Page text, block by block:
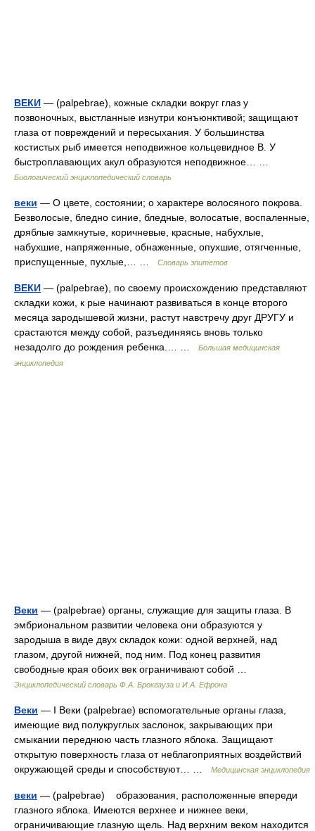
ВЕКИ — (palpebrae), кожные складки вокруг глаз у
позвоночных, выстланные изнутри конъюнктивой; защищают
глаза от повреждений и пересыхания. У большинства
костистых рыб имеется неподвижное кольцевидное В. У
быстроплавающих акул образуются неподвижное… …
Биологический энциклопедический словарь
веки — О цвете, состоянии; о характере волосяного покрова.
Безволосые, бледно синие, бледные, волосатые, воспаленные,
дряблые замкнутые, коричневые, красные, набухлые,
набухшие, напряженные, обнаженные, опухшие, отягченные,
приспущенные, пухлые,… …
Словарь эпитетов
ВЕКИ — (palpebrae), по своему происхождению представляют
складки кожи, к рые начинают развиваться в конце второго
месяца зародышевой жизни, растут навстречу друг ДРУГУ и
срастаются между собой, разъединяясь вновь только
незадолго до рождения ребенка.… …
Большая медицинская
энциклопедия
Веки — (palpebrae) органы, служащие для защиты глаза. В
эмбриональном развитии человека они образуются у
зародыша в виде двух складок кожи: одной верхней, над
глазом, другой нижней, под ним. Под конец развития
свободные края обоих век ограничивают собой …
Энциклопедический словарь Ф.А. Брокгауза и И.А. Ефрона
Веки — I Веки (palpebrae) вспомогательные органы глаза,
имеющие вид полукруглых заслонок, закрывающих при
смыкании переднюю часть глазного яблока. Защищают
открытую поверхность глаза от неблагоприятных воздействий
окружающей среды и способствуют… …
Медицинская энциклопедия
веки — (palpebrae) образования, расположенные впереди
глазного яблока. Имеются верхнее и нижнее веки,
ограничивающие глазную щель. Над верхним веком находится